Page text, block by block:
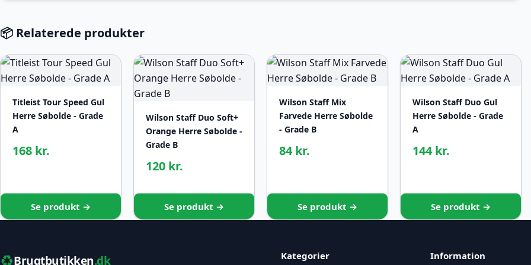
📦 Relaterede produkter
Titleist Tour Speed Gul
Herre Søbolde - Grade
A
168 kr.
Se produkt →
Wilson Staff Duo Soft+
Orange Herre Søbolde -
Grade B
120 kr.
Se produkt →
Wilson Staff Mix
Farvede Herre Søbolde
- Grade B
84 kr.
Se produkt →
Wilson Staff Duo Gul
Herre Søbolde - Grade
A
144 kr.
Se produkt →
♻️Brugtbutikken.dk Kategorier Information